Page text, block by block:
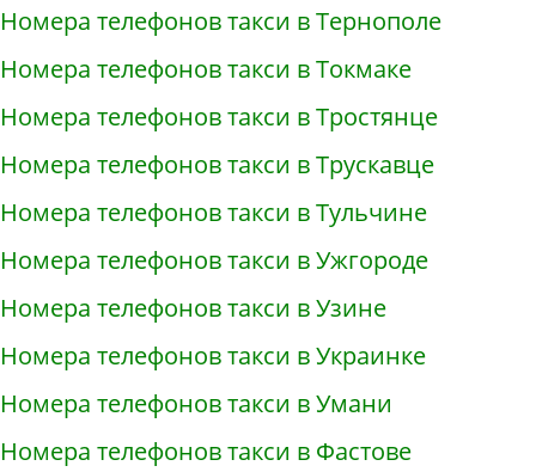
Номера телефонов такси в Тернополе
Номера телефонов такси в Токмаке
Номера телефонов такси в Тростянце
Номера телефонов такси в Трускавце
Номера телефонов такси в Тульчине
Номера телефонов такси в Ужгороде
Номера телефонов такси в Узине
Номера телефонов такси в Украинке
Номера телефонов такси в Умани
Номера телефонов такси в Фастове